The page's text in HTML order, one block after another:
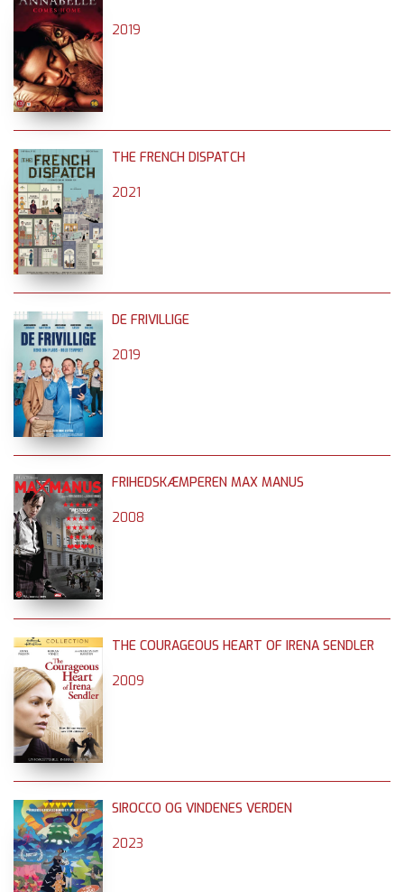
2019
THE FRENCH DISPATCH
2021
DE FRIVILLIGE
2019
FRIHEDSKÆMPEREN MAX MANUS
2008
THE COURAGEOUS HEART OF IRENA SENDLER
2009
SIROCCO OG VINDENES VERDEN
2023